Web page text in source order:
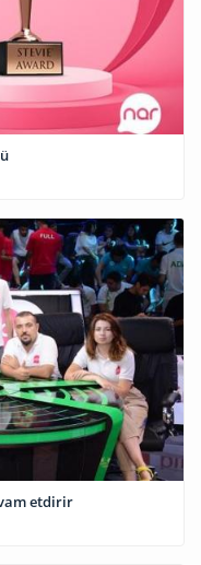
etdirir